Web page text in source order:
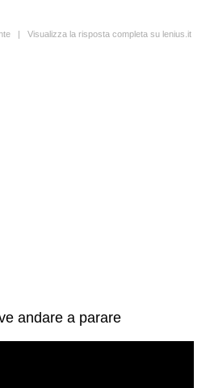
| Visualizza la risposta completa su lenius.it
andare a parare